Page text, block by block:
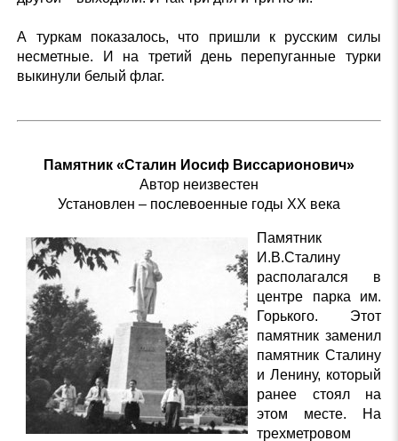
А туркам показалось, что пришли к русским силы
несметные. И на третий день перепуганные турки
выкинули белый флаг.
Памятник «Сталин Иосиф Виссарионович»
Автор неизвестен
Установлен – послевоенные годы XX века
Памятник
И.В.Сталину
располагался в
центре парка им.
Горького. Этот
памятник заменил
памятник Сталину
и Ленину, который
ранее стоял на
этом месте. На
трехметровом